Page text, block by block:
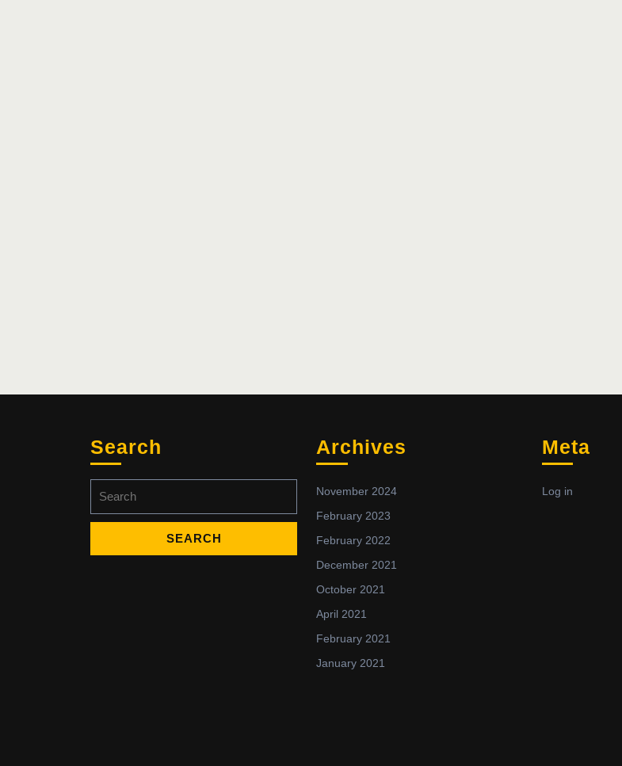
Search
for:
Archives
November 2024
February 2023
February 2022
December 2021
October 2021
April 2021
February 2021
January 2021
Meta
Log in